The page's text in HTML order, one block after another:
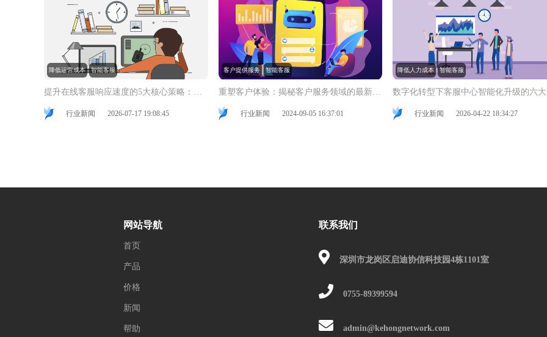
提升在线客服响应速度的5大核心策略：加速客户满意与业务增长
行业新闻 2026-07-17 19:08:45
降低运营成本 智能客服
重塑客户体验：揭秘客户服务领域的最新创新与变革趋势
行业新闻 2024-09-05 16:37:01
客户提供服务 智能客服
行业新闻 2026-04-22 18:34:27
降低人力成本 智能客服
网站导航
首页
产品
价格
新闻
帮助
联系我们
深圳市龙岗区启迪协信科技园4栋1101室
0755-89399594
admin@kehongnetwork.com